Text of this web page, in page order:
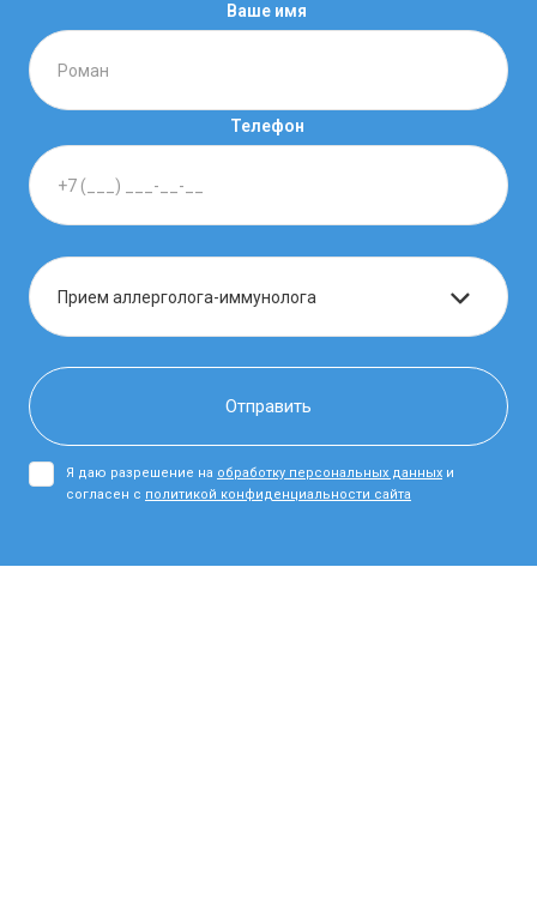
Ваше имя
Телефон
Я даю разрешение на обработку персональных данных и
согласен с политикой конфиденциальности сайта